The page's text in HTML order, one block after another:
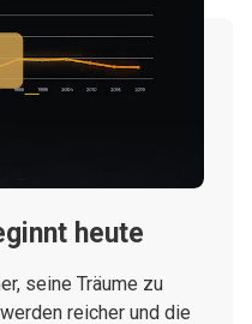
heute
seine Träume zu
reicher und die